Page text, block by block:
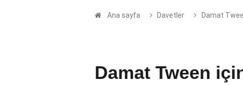
Ana sayfa Davetler Damat
Damat Tween